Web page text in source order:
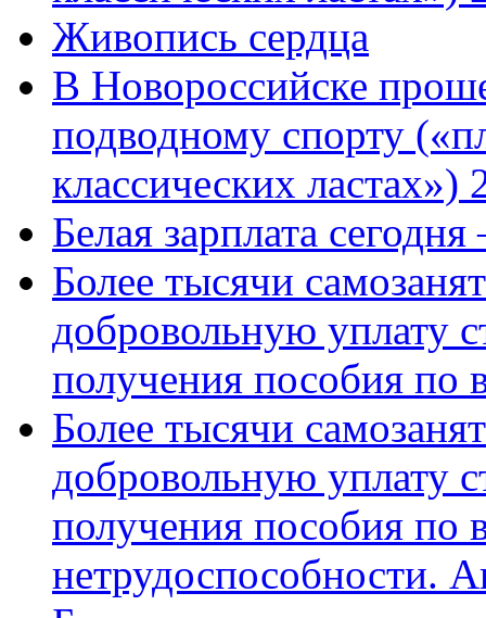
Живопись сердца
В Новороссийске
подводному спорту
классических ластах»)
Белая зарплата
Более тысячи
добровольную уплату
получения пособия по
Более тысячи
добровольную уплату
получения пособия по
нетрудоспособности.